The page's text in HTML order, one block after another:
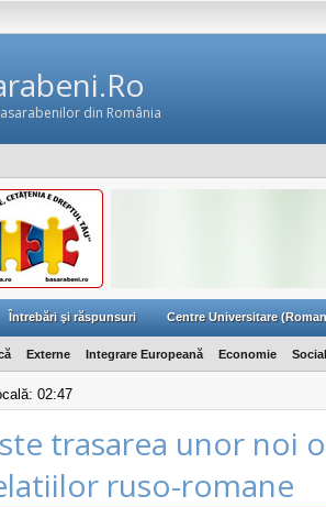
din România
Întrebări şi răspunsuri Centre Universitare
Externe Integrare Europeană Economie Social
02:47
trasarea unor noi
ruso-romane